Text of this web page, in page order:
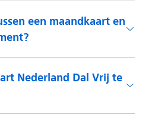
een maandkaart en
Nederland Dal Vrij te